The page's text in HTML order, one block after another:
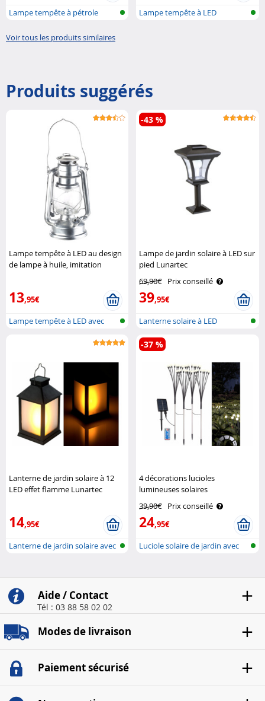
Lampe tempête à pétrole Lampe tempête à LED
Voir tous les produits similaires
Produits suggérés
Lampe tempête à LED au design
de lampe à huile, imitation
13,95€
Lampe tempête à LED avec
Lampe de jardin solaire à LED sur
pied Lunartec
69,90€ Prix conseillé
39,95€
-43 %
Lanterne solaire à LED
Lanterne de jardin solaire à 12
LED effet flamme Lunartec
14,95€
Lanterne de jardin solaire avec
4 décorations lucioles
lumineuses solaires
télécommandées pour jardin
Lunartec
39,90€ Prix conseillé
24,95€
-37 %
Luciole solaire de jardin avec
Aide / Contact
Tél : 03 88 58 02 02
Modes de livraison
Paiement sécurisé